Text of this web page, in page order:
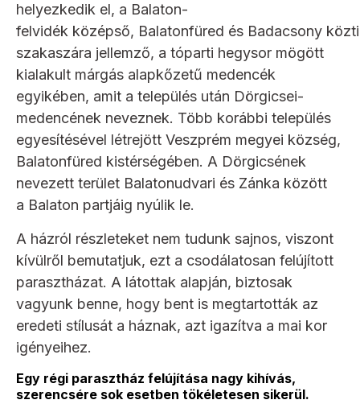
helyezkedik el, a Balaton-
felvidék középső, Balatonfüred és Badacsony közti
szakaszára jellemző, a tóparti hegysor mögött
kialakult márgás alapkőzetű medencék
egyikében, amit a település után Dörgicsei-
medencének neveznek. Több korábbi település
egyesítésével létrejött Veszprém megyei község,
Balatonfüred kistérségében. A Dörgicsének
nevezett terület Balatonudvari és Zánka között
a Balaton partjáig nyúlik le.
A házról részleteket nem tudunk sajnos, viszont
kívülről bemutatjuk, ezt a csodálatosan felújított
parasztházat. A látottak alapján, biztosak
vagyunk benne, hogy bent is megtartották az
eredeti stílusát a háznak, azt igazítva a mai kor
igényeihez.
Egy régi parasztház felújítása nagy kihívás,
szerencsére sok esetben tökéletesen sikerül.